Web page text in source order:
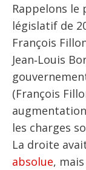
Rappelons le
législatif de
François
Jean‑Louis
(François
les charges
La droite
absolue,